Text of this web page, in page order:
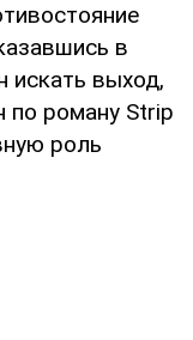
в
искать выход,
по роману Strip
роль